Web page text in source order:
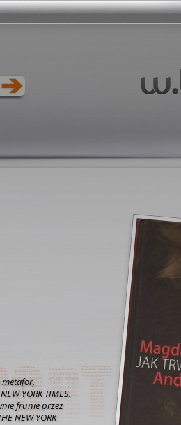
metafor,
YORK TIMES.
frunie przez
NEW YORK